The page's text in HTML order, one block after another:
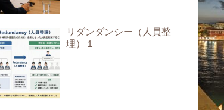
リダンダンシー（人員整
理）１